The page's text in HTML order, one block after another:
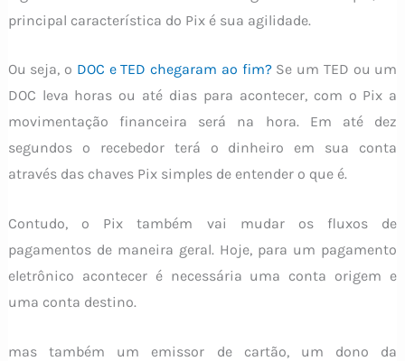
principal característica do Pix é sua agilidade.
Ou seja, o DOC e TED chegaram ao fim? Se um TED ou um
DOC leva horas ou até dias para acontecer, com o Pix a
movimentação financeira será na hora. Em até dez
segundos o recebedor terá o dinheiro em sua conta
através das chaves Pix simples de entender o que é.
Contudo, o Pix também vai mudar os fluxos de
pagamentos de maneira geral. Hoje, para um pagamento
eletrônico acontecer é necessária uma conta origem e
uma conta destino.
mas também um emissor de cartão, um dono da